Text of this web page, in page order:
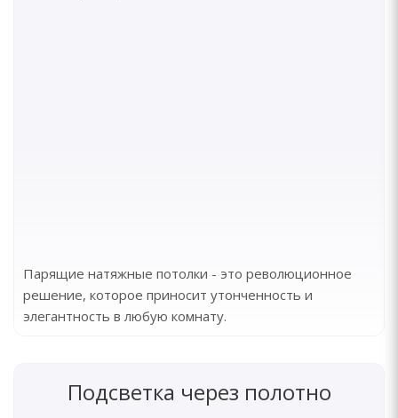
Парящие натяжные потолки - это революционное
решение, которое приносит утонченность и
элегантность в любую комнату.
Подсветка через полотно